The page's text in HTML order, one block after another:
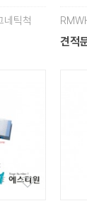
틱척
견적